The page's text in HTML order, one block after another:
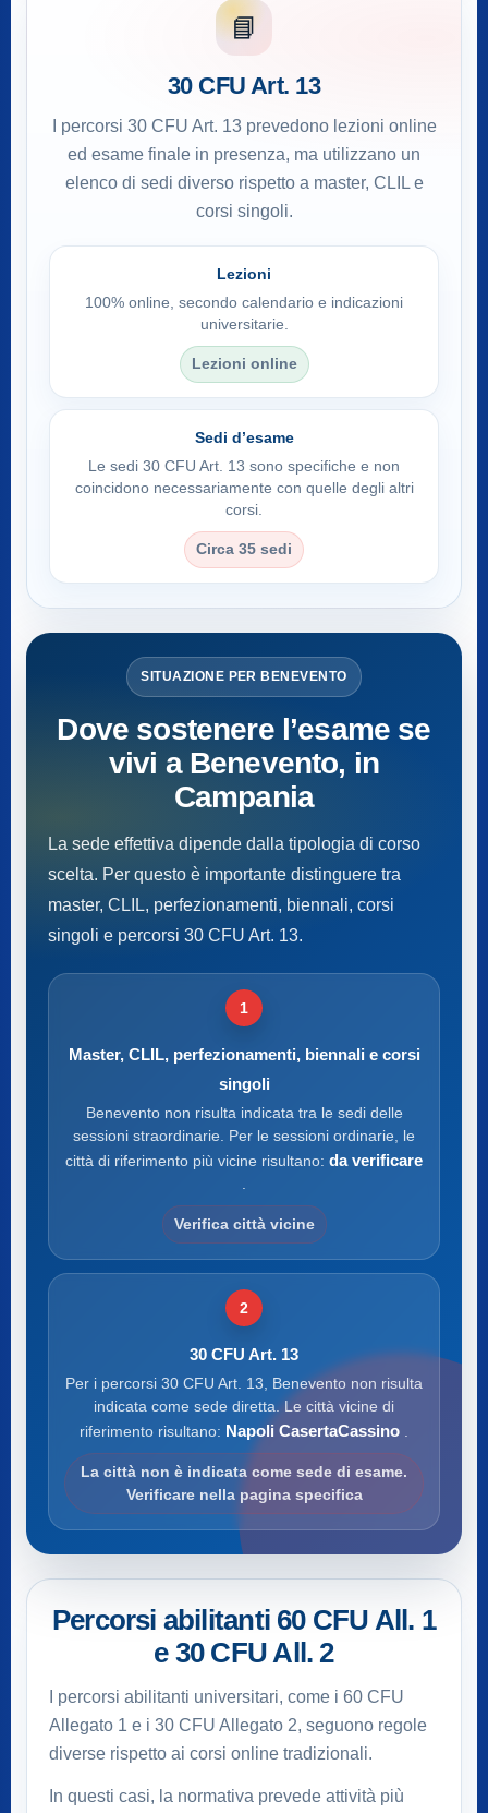
📘
30 CFU Art. 13
I percorsi 30 CFU Art. 13 prevedono lezioni online
ed esame finale in presenza, ma utilizzano un
elenco di sedi diverso rispetto a master, CLIL e
corsi singoli.
Lezioni
100% online, secondo calendario e indicazioni
universitarie.
Lezioni online
Sedi d’esame
Le sedi 30 CFU Art. 13 sono specifiche e non
coincidono necessariamente con quelle degli altri
corsi.
Circa 35 sedi
SITUAZIONE PER BENEVENTO
Dove sostenere l’esame se
vivi a Benevento, in
Campania
La sede effettiva dipende dalla tipologia di corso
scelta. Per questo è importante distinguere tra
master, CLIL, perfezionamenti, biennali, corsi
singoli e percorsi 30 CFU Art. 13.
1
Master, CLIL, perfezionamenti, biennali e corsi
singoli
Benevento non risulta indicata tra le sedi delle
sessioni straordinarie. Per le sessioni ordinarie, le
città di riferimento più vicine risultano: da verificare
Verifica città vicine
2
30 CFU Art. 13
Per i percorsi 30 CFU Art. 13, Benevento non risulta
indicata come sede diretta. Le città vicine di
riferimento risultano: Napoli CasertaCassino
La città non è indicata come sede di esame.
Verificare nella pagina specifica
Percorsi abilitanti 60 CFU All. 1
e 30 CFU All. 2
I percorsi abilitanti universitari, come i 60 CFU
Allegato 1 e i 30 CFU Allegato 2, seguono regole
diverse rispetto ai corsi online tradizionali.
In questi casi, la normativa prevede attività più